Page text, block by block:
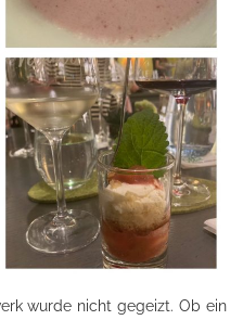
wurde nicht gegeizt. Ob ein